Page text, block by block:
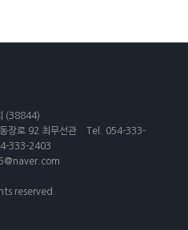
(38844)
동장로 92 최무선관 Tel. 054-333-
333-2403
reserved.